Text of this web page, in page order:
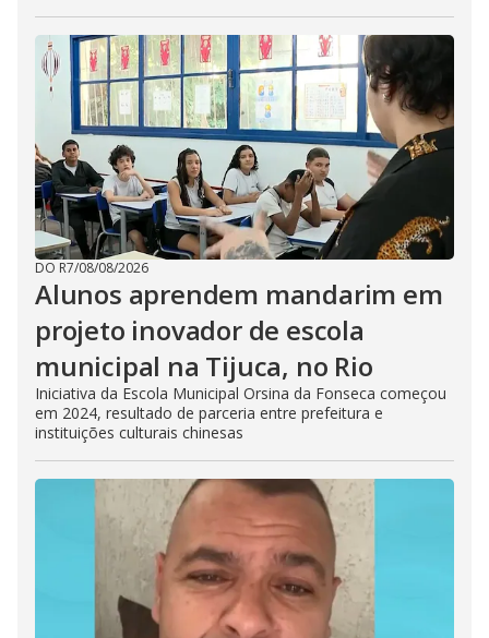
DO R7/08/08/2026
Alunos aprendem mandarim em
projeto inovador de escola
municipal na Tijuca, no Rio
Iniciativa da Escola Municipal Orsina da Fonseca começou
em 2024, resultado de parceria entre prefeitura e
instituições culturais chinesas